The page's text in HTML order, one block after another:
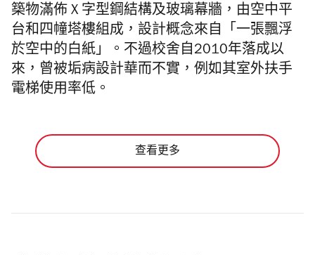
築物滿佈 X 字型鋼結構及玻璃幕牆，由空中平
台和四幢塔樓組成，設計概念來自「一張飄浮
於空中的白紙」。不過校舍自2010年落成以
來，曾被垢病設計華而不實，例如其室外扶手
電梯使用率低。
查看更多